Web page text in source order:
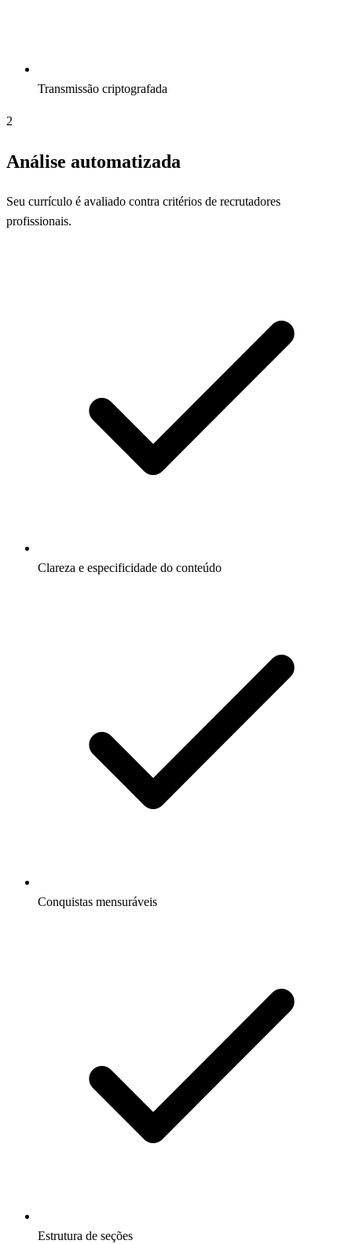
Transmissão criptografada
2
Análise automatizada
Seu currículo é avaliado contra critérios de recrutadores
profissionais.
Clareza e especificidade do conteúdo
Conquistas mensuráveis
Estrutura de seções